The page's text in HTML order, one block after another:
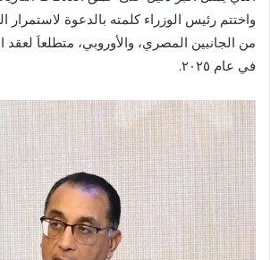
واختتم رئيس الوزراء كلمته بالدعوة لاستمرار
من الجانبين المصري، والأوروبي، متطلعاَ لعقد
في عام ٢٠٢٥.